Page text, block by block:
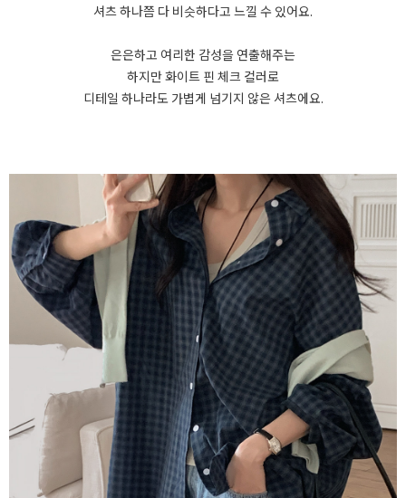
셔츠 하나쯤 다 비슷하다고 느낄 수 있어요.
은은하고 여리한 감성을 연출해주는
하지만 화이트 핀 체크 컬러로
디테일 하나라도 가볍게 넘기지 않은 셔츠에요.